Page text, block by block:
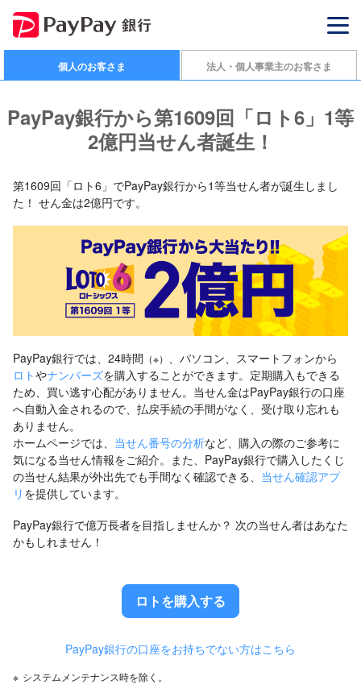
個人のお客さま 法人・個人事業主のお客さま
PayPay銀行から第1609回「ロト6」1等
2億円当せん者誕生！
第1609回「ロト6」でPayPay銀行から1等当せん者が誕生しまし
た！ せん金は2億円です。
PayPay銀行では、24時間 （※） 、パソコン、スマートフォンから
ロトやナンバーズを購入することができます。定期購入もできる
ため、買い逃す心配がありません。当せん金はPayPay銀行の口座
へ自動入金されるので、払戻手続の手間がなく、受け取り忘れも
ありません。
ホームページでは、 当せん番号の分析など、購入の際のご参考に
気になる当せん情報をご紹介。また、PayPay銀行で購入したくじ
の当せん結果が外出先でも手間なく確認できる、 当せん確認アプ
リ を提供しています。
PayPay銀行で億万長者を目指しませんか？ 次の当せん者はあなた
かもしれません！
ロトを購入する
PayPay銀行の口座をお持ちでない方はこちら
※ システムメンテナンス時を除く。